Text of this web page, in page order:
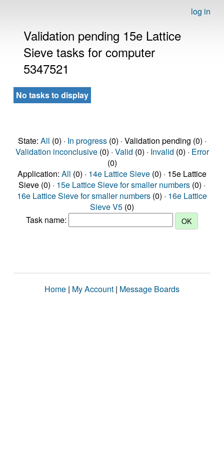
log in
Validation pending 15e Lattice
Sieve tasks for computer
5347521
No tasks to display
State: All (0) · In progress(0) · Validation pending (0) ·
Validation inconclusive(0) · Valid (0) · Invalid (0) · Error
(0)
Application: All (0) · 14e Lattice Sieve (0) · 15e Lattice
Sieve (0) · 15e Lattice Sieve for smaller numbers (0) ·
16e Lattice Sieve for smaller numbers (0) · 16e Lattice
Sieve V5 (0)
Task name:
Home | My Account | Message Boards